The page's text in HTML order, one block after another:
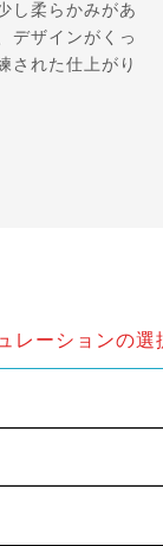
し柔らかみがあ
デザインがくっ
された仕上がり
レーションの選